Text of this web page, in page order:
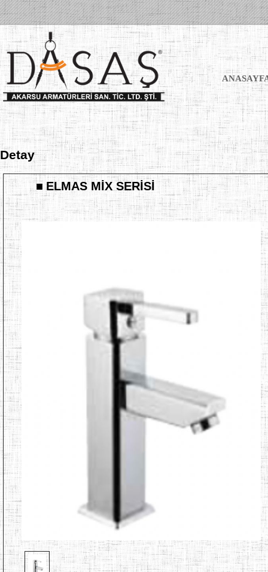
Detay
■ELMAS MİX SERİSİ